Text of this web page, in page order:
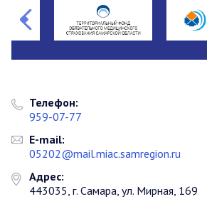
Телефон:
959-07-77
E-mail:
05202@mail.miac.samregion.ru
Адрес:
443035, г. Самара, ул. Мирная, 169